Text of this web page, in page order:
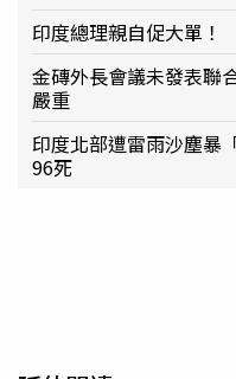
印度總理親自促大單
金磚外長會議未發表聯
嚴重
印度北部遭雷雨沙塵
96死